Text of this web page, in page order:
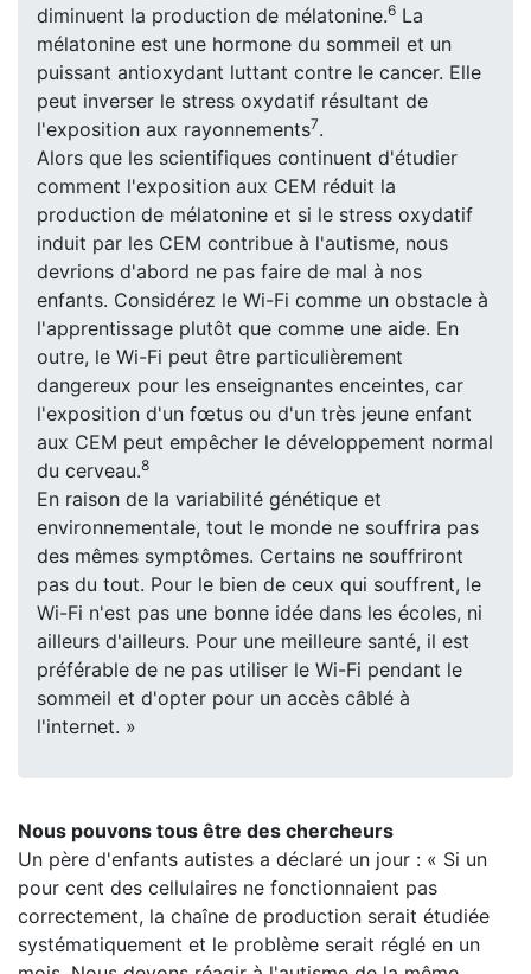
diminuent la production de mélatonine.6 La
mélatonine est une hormone du sommeil et un
puissant antioxydant luttant contre le cancer. Elle
peut inverser le stress oxydatif résultant de
l'exposition aux rayonnements7.
Alors que les scientifiques continuent d'étudier
comment l'exposition aux CEM réduit la
production de mélatonine et si le stress oxydatif
induit par les CEM contribue à l'autisme, nous
devrions d'abord ne pas faire de mal à nos
enfants. Considérez le Wi-Fi comme un obstacle à
l'apprentissage plutôt que comme une aide. En
outre, le Wi-Fi peut être particulièrement
dangereux pour les enseignantes enceintes, car
l'exposition d'un fœtus ou d'un très jeune enfant
aux CEM peut empêcher le développement normal
du cerveau.8
En raison de la variabilité génétique et
environnementale, tout le monde ne souffrira pas
des mêmes symptômes. Certains ne souffriront
pas du tout. Pour le bien de ceux qui souffrent, le
Wi-Fi n'est pas une bonne idée dans les écoles, ni
ailleurs d'ailleurs. Pour une meilleure santé, il est
préférable de ne pas utiliser le Wi-Fi pendant le
sommeil et d'opter pour un accès câblé à
l'internet. »
Nous pouvons tous être des chercheurs
Un père d'enfants autistes a déclaré un jour : « Si un
pour cent des cellulaires ne fonctionnaient pas
correctement, la chaîne de production serait étudiée
systématiquement et le problème serait réglé en un